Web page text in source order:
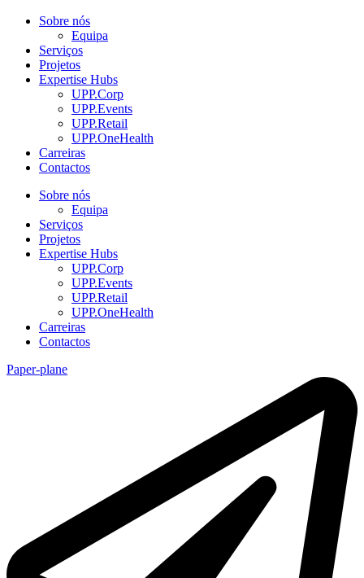
Sobre nós
Equipa
Serviços
Projetos
Expertise Hubs
UPP.Corp
UPP.Events
UPP.Retail
UPP.OneHealth
Carreiras
Contactos
Sobre nós
Equipa
Serviços
Projetos
Expertise Hubs
UPP.Corp
UPP.Events
UPP.Retail
UPP.OneHealth
Carreiras
Contactos
Paper-plane